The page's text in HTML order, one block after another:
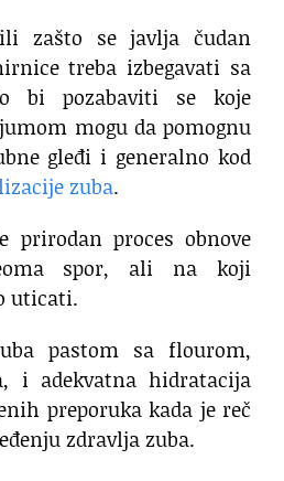
zašto se javlja čudan
treba izbegavati sa
bi pozabaviti se koje
mogu da pomognu
gleđi i generalno kod
zuba.
prirodan proces obnove
spor, ali na koji
uticati.
pastom sa flourom,
i adekvatna hidratacija
preporuka kada je reč
zdravlja zuba.